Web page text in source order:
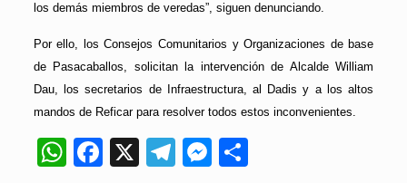
los demás miembros de veredas”, siguen denunciando.
Por ello, los Consejos Comunitarios y Organizaciones de base
de Pasacaballos, solicitan la intervención de Alcalde William
Dau, los secretarios de Infraestructura, al Dadis y a los altos
mandos de Reficar para resolver todos estos inconvenientes.
WhatsApp
Facebook
X Telegram
Messenger